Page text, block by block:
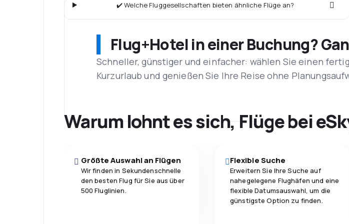
✔️ Welche Fluggesellschaften bieten ähnliche Flüge an?
Flug+Hotel in einer Buchung?
Schneller, günstiger und einfacher: wählen Sie einen
Kurzurlaub und genießen Sie Ihre Reise ohne
Warum lohnt es sich, Flüge bei
Größte Auswahl an Flügen
Wir finden in Sekundenschnelle
den besten Flug für Sie aus über
500 Fluglinien.
Flexible Suche
Erweitern Sie Ihre Suche auf
nahegelegene Flughäfen und eine
flexible Datumsauswahl, um die
günstigste Option zu finden.